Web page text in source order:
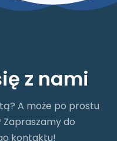
z nami
A może po prostu
do
kontaktu!